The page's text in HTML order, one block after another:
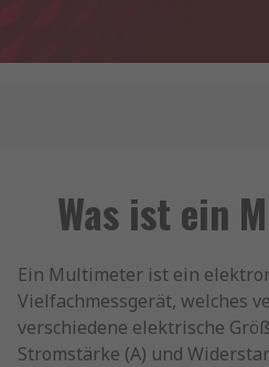
Was ist ein
Ein Multimeter ist ein
Vielfachmessgerät, welches
verschiedene elektrische
Stromstärke (A) und